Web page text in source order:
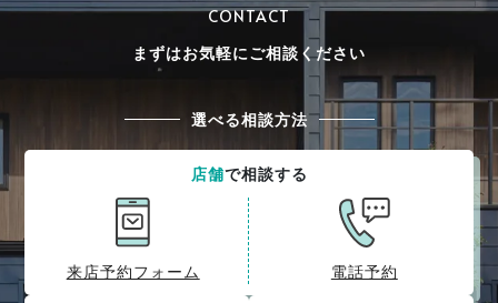
CONTACT
まずはお気軽にご相談ください
選べる相談方法
店舗で相談する
来店予約フォーム 電話予約